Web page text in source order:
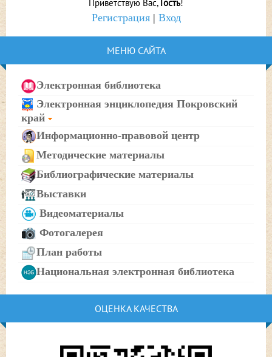
Приветствую Вас, Гость!
Регистрация| Вход
МЕНЮ САЙТА
Электронная библиотека
Электронная энциклопедия Покровский
край
Информационно-правовой центр
Методические материалы
Библиографические материалы
Выставки
Видеоматериалы
Фотогалерея
План работы
Национальная электронная библиотека
ОЦЕНКА КАЧЕСТВА